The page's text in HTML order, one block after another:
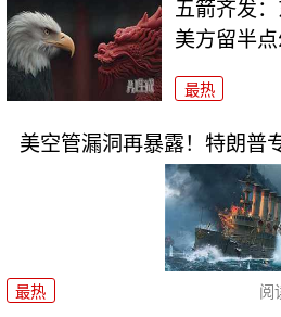
五箭齐发
美方留半
最热
美空管漏洞再暴露！特朗普
最热 阅